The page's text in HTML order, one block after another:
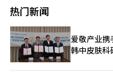
需求的增加。科技部表示：“由于
元，创下历史最高业绩。” 手机出口额为136亿美元，同比增长
14%。高性能产品的稳定需求和
的增长。 通信设备出口额为22亿美元，同比增长9.9%。得益于对
越南的通信设备零部件和对日本
出口在三个月后实现反弹。 然而，显示器出口额为144亿美元，同
比下降5.3%。由于半导体价格上
业需求减弱，整体出口下降。 以半导体和手机为中心，各地区的
热门新闻
爱敬产业
韩中皮肤科